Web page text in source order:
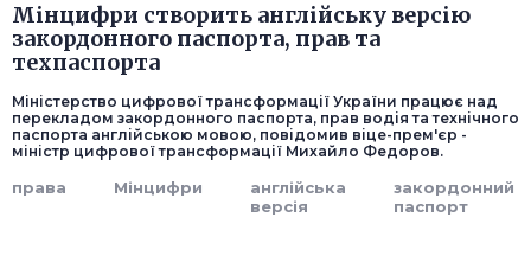
Мінцифри створить англійську версію
закордонного паспорта, прав та
техпаспорта
Міністерство цифрової трансформації України працює над
перекладом закордонного паспорта, прав водія та технічного
паспорта англійською мовою, повідомив віце-прем'єр -
міністр цифрової трансформації Михайло Федоров.
права Мінцифри
англійська
версія
закордонний
паспорт